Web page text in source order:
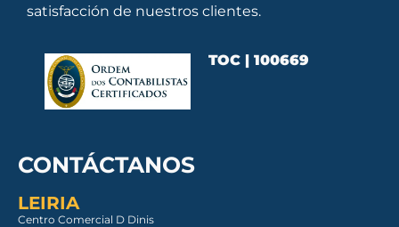
satisfacción de nuestros clientes.
TOC | 100669
CONTÁCTANOS
LEIRIA
Centro Comercial D Dinis